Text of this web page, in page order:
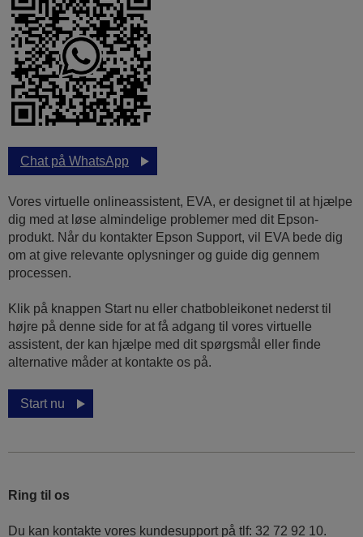
Chat på WhatsApp
Vores virtuelle onlineassistent, EVA, er designet til at hjælpe
dig med at løse almindelige problemer med dit Epson-
produkt. Når du kontakter Epson Support, vil EVA bede dig
om at give relevante oplysninger og guide dig gennem
processen.
Klik på knappen Start nu eller chatbobleikonet nederst til
højre på denne side for at få adgang til vores virtuelle
assistent, der kan hjælpe med dit spørgsmål eller finde
alternative måder at kontakte os på.
Start nu
Ring til os
Du kan kontakte vores kundesupport på tlf: 32 72 92 10.